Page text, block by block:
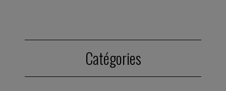
Catégories